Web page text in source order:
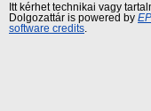
Itt kérhet technikai vagy
Dolgozattár is powered by
software credits